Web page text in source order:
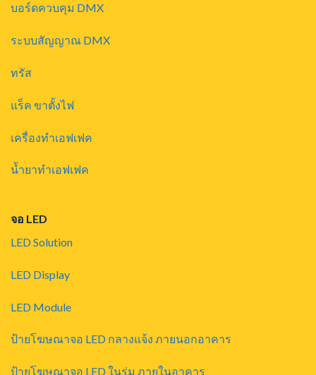
บอร์ดควบคุม DMX
ระบบสัญญาณ DMX
ทรัส
แร็ค ขาตั้งไฟ
เครื่องทำเอฟเฟค
น้ำยาทำเอฟเฟค
จอ LED
LED Solution
LED Display
LED Module
ป้ายโฆษณาจอ LED กลางแจ้ง ภายนอกอาคาร
ป้ายโฆษณาจอ LED ในร่ม ภายในอาคาร